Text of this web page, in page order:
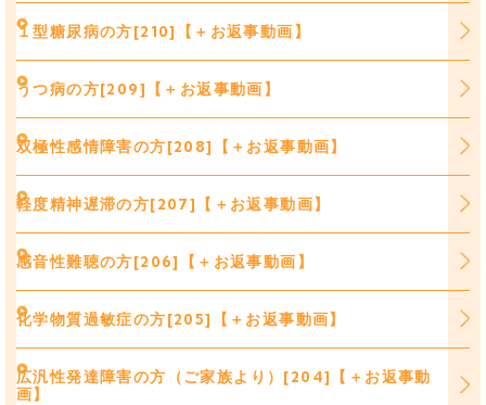
１型糖尿病の方[210]【＋お返事動画】
うつ病の方[209]【＋お返事動画】
双極性感情障害の方[208]【＋お返事動画】
軽度精神遅滞の方[207]【＋お返事動画】
感音性難聴の方[206]【＋お返事動画】
化学物質過敏症の方[205]【＋お返事動画】
広汎性発達障害の方（ご家族より）[204]【＋お返事動
画】